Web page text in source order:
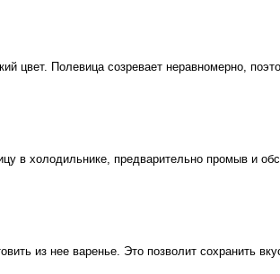
цвет. Полевица созревает неравномерно,
в холодильнике, предварительно промыв и
из нее варенье. Это позволит сохранить